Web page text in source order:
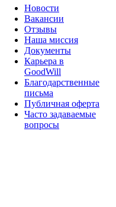
Новости
Вакансии
Отзывы
Наша миссия
Документы
Карьера в
GoodWill
Благодарственные
письма
Публичная оферта
Часто задаваемые
вопросы